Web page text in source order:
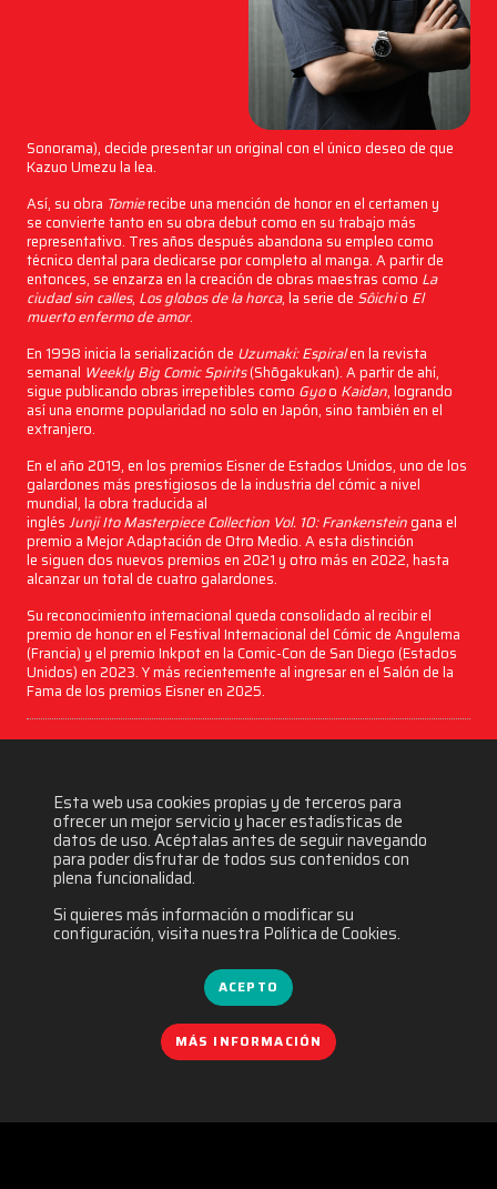
Sonorama), decide presentar un original con el único deseo de que
Kazuo Umezu la lea.
Así, su obra Tomierecibe una mención de honor en el certamen y
se convierte tanto en su obra debut como en su trabajo más
representativo. Tres años después abandona su empleo como
técnico dental para dedicarse por completo al manga. A partir de
entonces, se enzarza en la creación de obras maestras como La
ciudad sin calles, Los globos de la horca, la serie de Sôichio El
muerto enfermo de amor.
En 1998 inicia la serialización de Uzumaki: Espiralen la revista
semanal Weekly Big Comic Spirits(Shōgakukan). A partir de ahí,
sigue publicando obras irrepetibles como Gyoo Kaidan, logrando
así una enorme popularidad no solo en Japón, sino también en el
extranjero.
En el año 2019, en los premios Eisner de Estados Unidos, uno de los
galardones más prestigiosos de la industria del cómic a nivel
mundial, la obra traducida al
inglésJunji Ito Masterpiece Collection Vol. 10: Frankensteingana el
premio a Mejor Adaptación de Otro Medio. A esta distinción
le siguen dos nuevos premios en 2021 y otro más en 2022, hasta
alcanzar un total de cuatro galardones.
Su reconocimiento internacional queda consolidado al recibir el
premio de honor en el Festival Internacional del Cómic de Angulema
(Francia) y el premio Inkpot en la Comic-Con de San Diego (Estados
Unidos) en 2023. Y más recientemente al ingresar en el Salón de la
Fama de los premios Eisner en 2025.
Esta web usa cookies propias y de terceros para
ofrecer un mejor servicio y hacer estadísticas de
datos de uso. Acéptalas antes de seguir navegando
para poder disfrutar de todos sus contenidos con
plena funcionalidad.
Si quieres más información o modificar su
configuración, visita nuestra Política de Cookies.
ACEPTO
MÁS INFORMACIÓN